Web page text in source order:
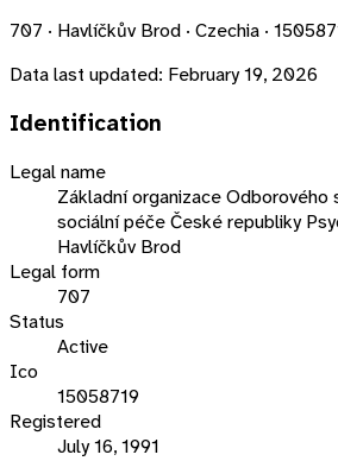
707 · Havlíčkův Brod · Czechia ·
Data last updated: February 19, 2026
Identification
Legal name
Základní organizace Odborového
sociální péče České republiky
Havlíčkův Brod
Legal form
707
Status
Active
Ico
15058719
Registered
July 16, 1991